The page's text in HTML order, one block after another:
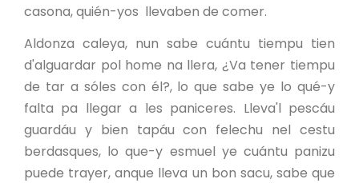
casona, quién-yos llevaben de comer.
Aldonza caleya, nun sabe cuántu tiempu tien
d'alguardar pol home na llera, ¿Va tener tiempu
de tar a sóles con él?, lo que sabe ye lo qué-y
falta pa llegar a les paniceres. Lleva'l pescáu
guardáu y bien tapáu con felechu nel cestu
berdasques, lo que-y esmuel ye cuántu panizu
puede trayer, anque lleva un bon sacu, sabe que